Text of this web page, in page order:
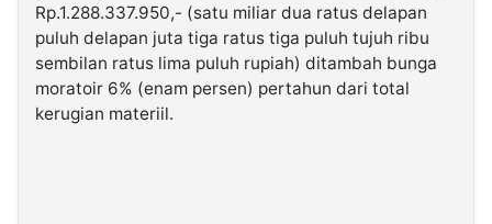
Rp.1.288.337.950,- (satu miliar dua ratus delapan
puluh delapan juta tiga ratus tiga puluh tujuh ribu
sembilan ratus lima puluh rupiah) ditambah bunga
moratoir 6% (enam persen) pertahun dari total
kerugian materiil.